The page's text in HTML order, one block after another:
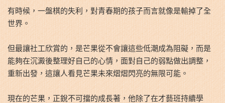
有時候，一盤棋的失利，對青春期的孩子而言就像是輸掉了全
世界。
但最讓社工欣賞的，是芒果從不會讓這些低潮成為阻礙，而是
能夠在沉澱後整理好自己的心情，面對自己的弱點做出調整，
重新出發，這讓人看見芒果未來熠熠閃亮的無限可能。
現在的芒果，正銳不可擋的成長著，他除了在才藝班持續學